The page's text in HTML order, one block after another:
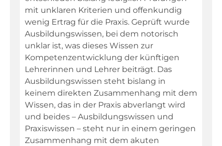
mit unklaren Kriterien und offenkundig
wenig Ertrag für die Praxis. Geprüft wurde
Ausbildungswissen, bei dem notorisch
unklar ist, was dieses Wissen zur
Kompetenzentwicklung der künftigen
Lehrerinnen und Lehrer beiträgt. Das
Ausbildungswissen steht bislang in
keinem direkten Zusammenhang mit dem
Wissen, das in der Praxis abverlangt wird
und beides – Ausbildungswissen und
Praxiswissen – steht nur in einem geringen
Zusammenhang mit dem akuten